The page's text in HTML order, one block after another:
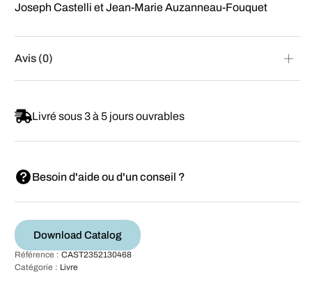
Joseph Castelli et Jean-Marie Auzanneau-Fouquet
Avis (0)
Livré sous 3 à 5 jours ouvrables
Besoin d'aide ou d'un conseil ?
Download Catalog
Référence : CAST2352130468
Catégorie : Livre